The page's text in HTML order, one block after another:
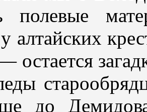
полевые
алтайских
остается
до